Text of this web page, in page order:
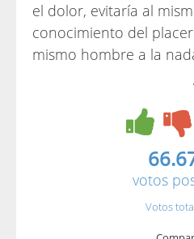
el dolor, evitaría al
conocimiento del
mismo hombre a la
votos
Votos